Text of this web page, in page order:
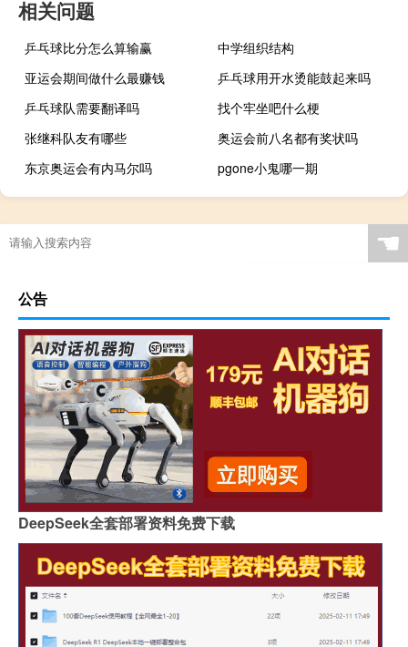
相关问题
乒乓球比分怎么算输赢
中学组织结构
亚运会期间做什么最赚钱
乒乓球用开水烫能鼓起来吗
乒乓球队需要翻译吗
找个牢坐吧什么梗
张继科队友有哪些
奥运会前八名都有奖状吗
东京奥运会有内马尔吗
pgone小鬼哪一期
☚
公告
DeepSeek全套部署资料免费下载